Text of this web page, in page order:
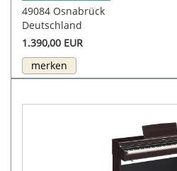
49084 Osnabrück
Deutschland
1.390,00 EUR
merken